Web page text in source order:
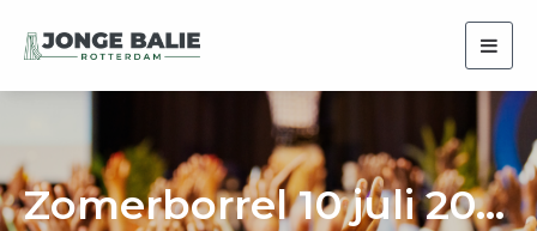
Zomerborrel 10 juli 2026